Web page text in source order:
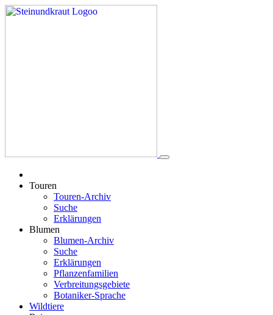
Touren
Touren-Archiv
Suche
Erklärungen
Blumen
Blumen-Archiv
Suche
Erklärungen
Pflanzenfamilien
Verbreitungsgebiete
Botaniker-Sprache
Wildtiere